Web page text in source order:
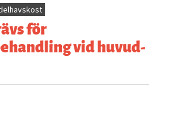
för
vid huvud-